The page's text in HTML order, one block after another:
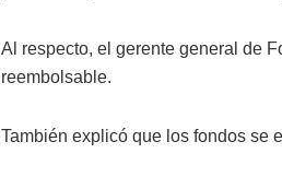
Al respecto, el gerente general de
reembolsable.
También explicó que los fondos se